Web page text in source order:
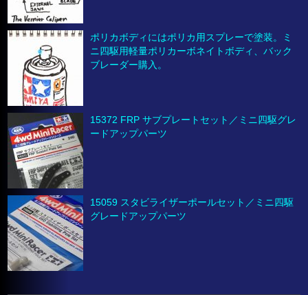
ポリカボディにはポリカ用スプレーで塗装。ミ
ニ四駆用軽量ポリカーボネイトボディ、バック
ブレーダー購入。
15372 FRP サブプレートセット／ミニ四駆グレ
ードアップパーツ
15059 スタビライザーポールセット／ミニ四駆
グレードアップパーツ